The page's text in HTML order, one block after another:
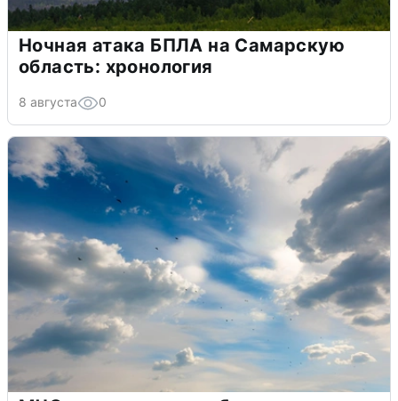
Ночная атака БПЛА на Самарскую
область: хронология
8 августа 0